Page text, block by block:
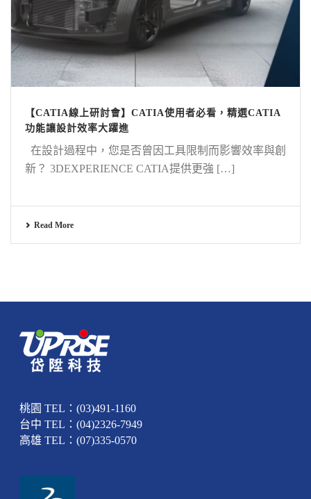
【CATIA線上研討會】CATIA使用者必看，精選CATIA
功能讓設計效率大躍進
在設計過程中，您是否曾因工具限制而影響效率與創
新？ 3DEXPERIENCE CATIA提供更強 […]
Read More
桃園 TEL：(03)491-1160
台中 TEL：(04)2326-7949
高雄 TEL：(07)335-0570